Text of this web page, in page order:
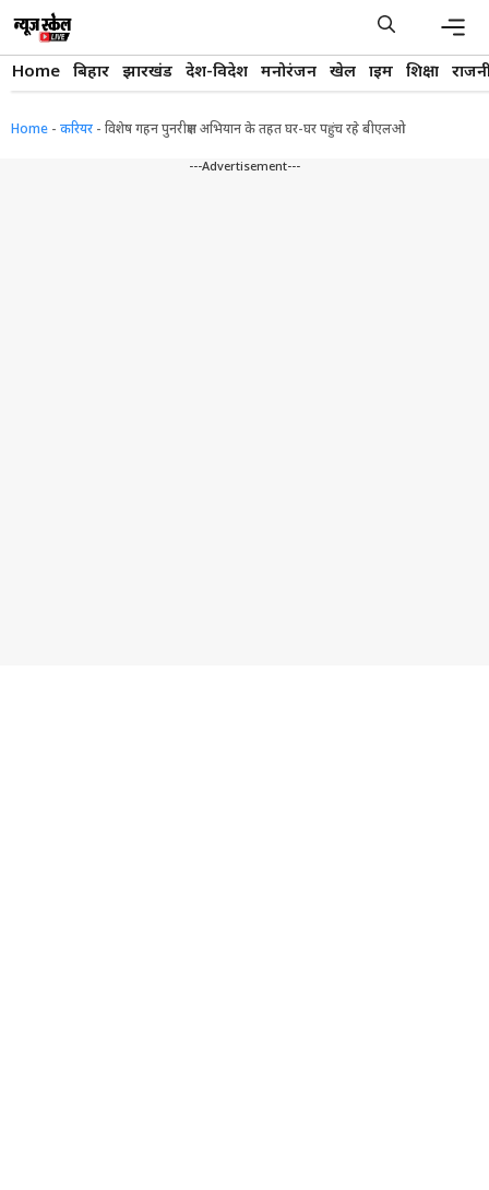
content
Home बिहार झारखंड देश-विदेश मनोरंजन खेल क्राइम शिक्षा
Home - करियर - विशेष गहन पुनरीक्षण अभियान के तहत घर-घर पहुंच रहे बीएलओ
---Advertisement---